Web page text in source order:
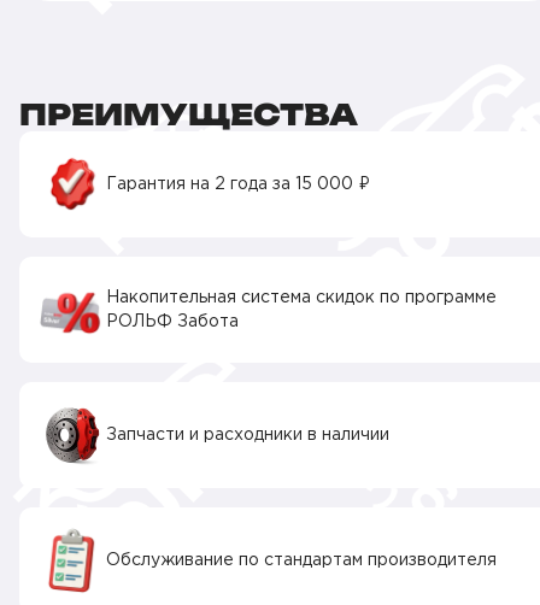
ПРЕИМУЩЕСТВА
Гарантия на 2 года за 15 000 ₽
Накопительная система скидок по программе
РОЛЬФ Забота
Запчасти и расходники в наличии
Обслуживание по стандартам производителя